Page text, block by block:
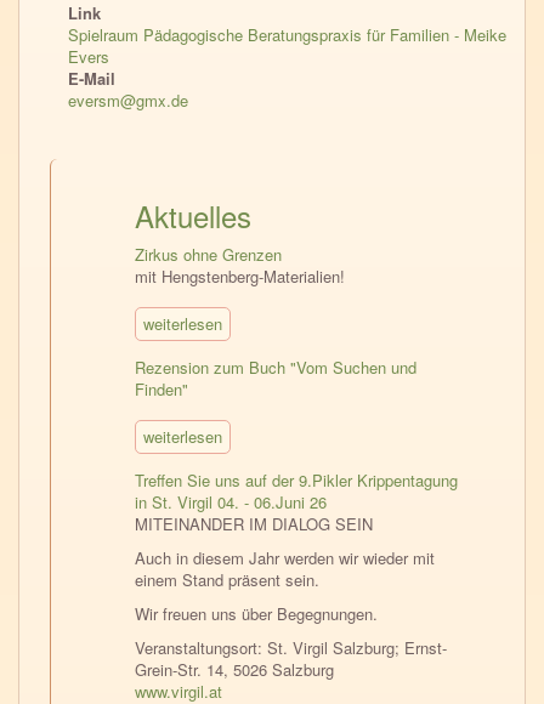
Link
Spielraum Pädagogische Beratungspraxis für Familien - Meike
Evers
E-Mail
eversm@gmx.de
Aktuelles
Zirkus ohne Grenzen
mit Hengstenberg-Materialien!
weiterlesen
Rezension zum Buch "Vom Suchen und
Finden"
weiterlesen
Treffen Sie uns auf der 9.Pikler Krippentagung
in St. Virgil 04. - 06.Juni 26
MITEINANDER IM DIALOG SEIN
Auch in diesem Jahr werden wir wieder mit
einem Stand präsent sein.
Wir freuen uns über Begegnungen.
Veranstaltungsort: St. Virgil Salzburg; Ernst-
Grein-Str. 14, 5026 Salzburg
www.virgil.at